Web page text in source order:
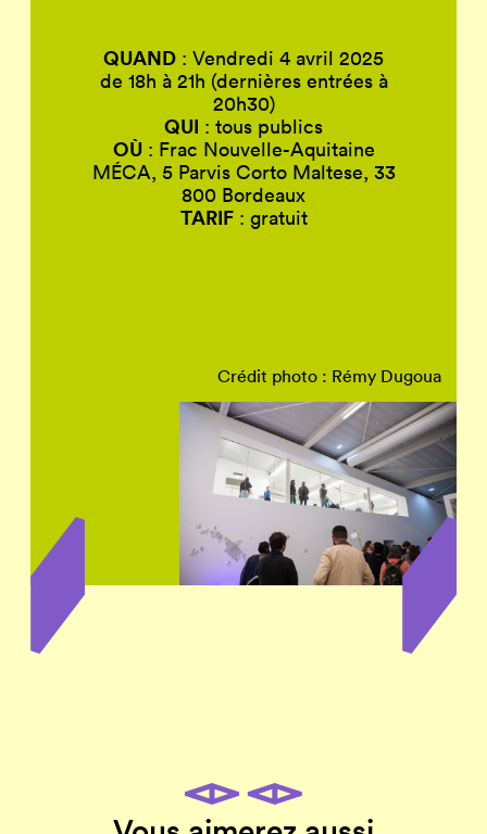
QUAND : Vendredi 4 avril 2025
de 18h à 21h (dernières entrées à
20h30)
QUI : tous publics
OÙ: Frac Nouvelle-Aquitaine
MÉCA, 5 Parvis Corto Maltese, 33
800 Bordeaux
TARIF: gratuit
Crédit photo : Rémy Dugoua